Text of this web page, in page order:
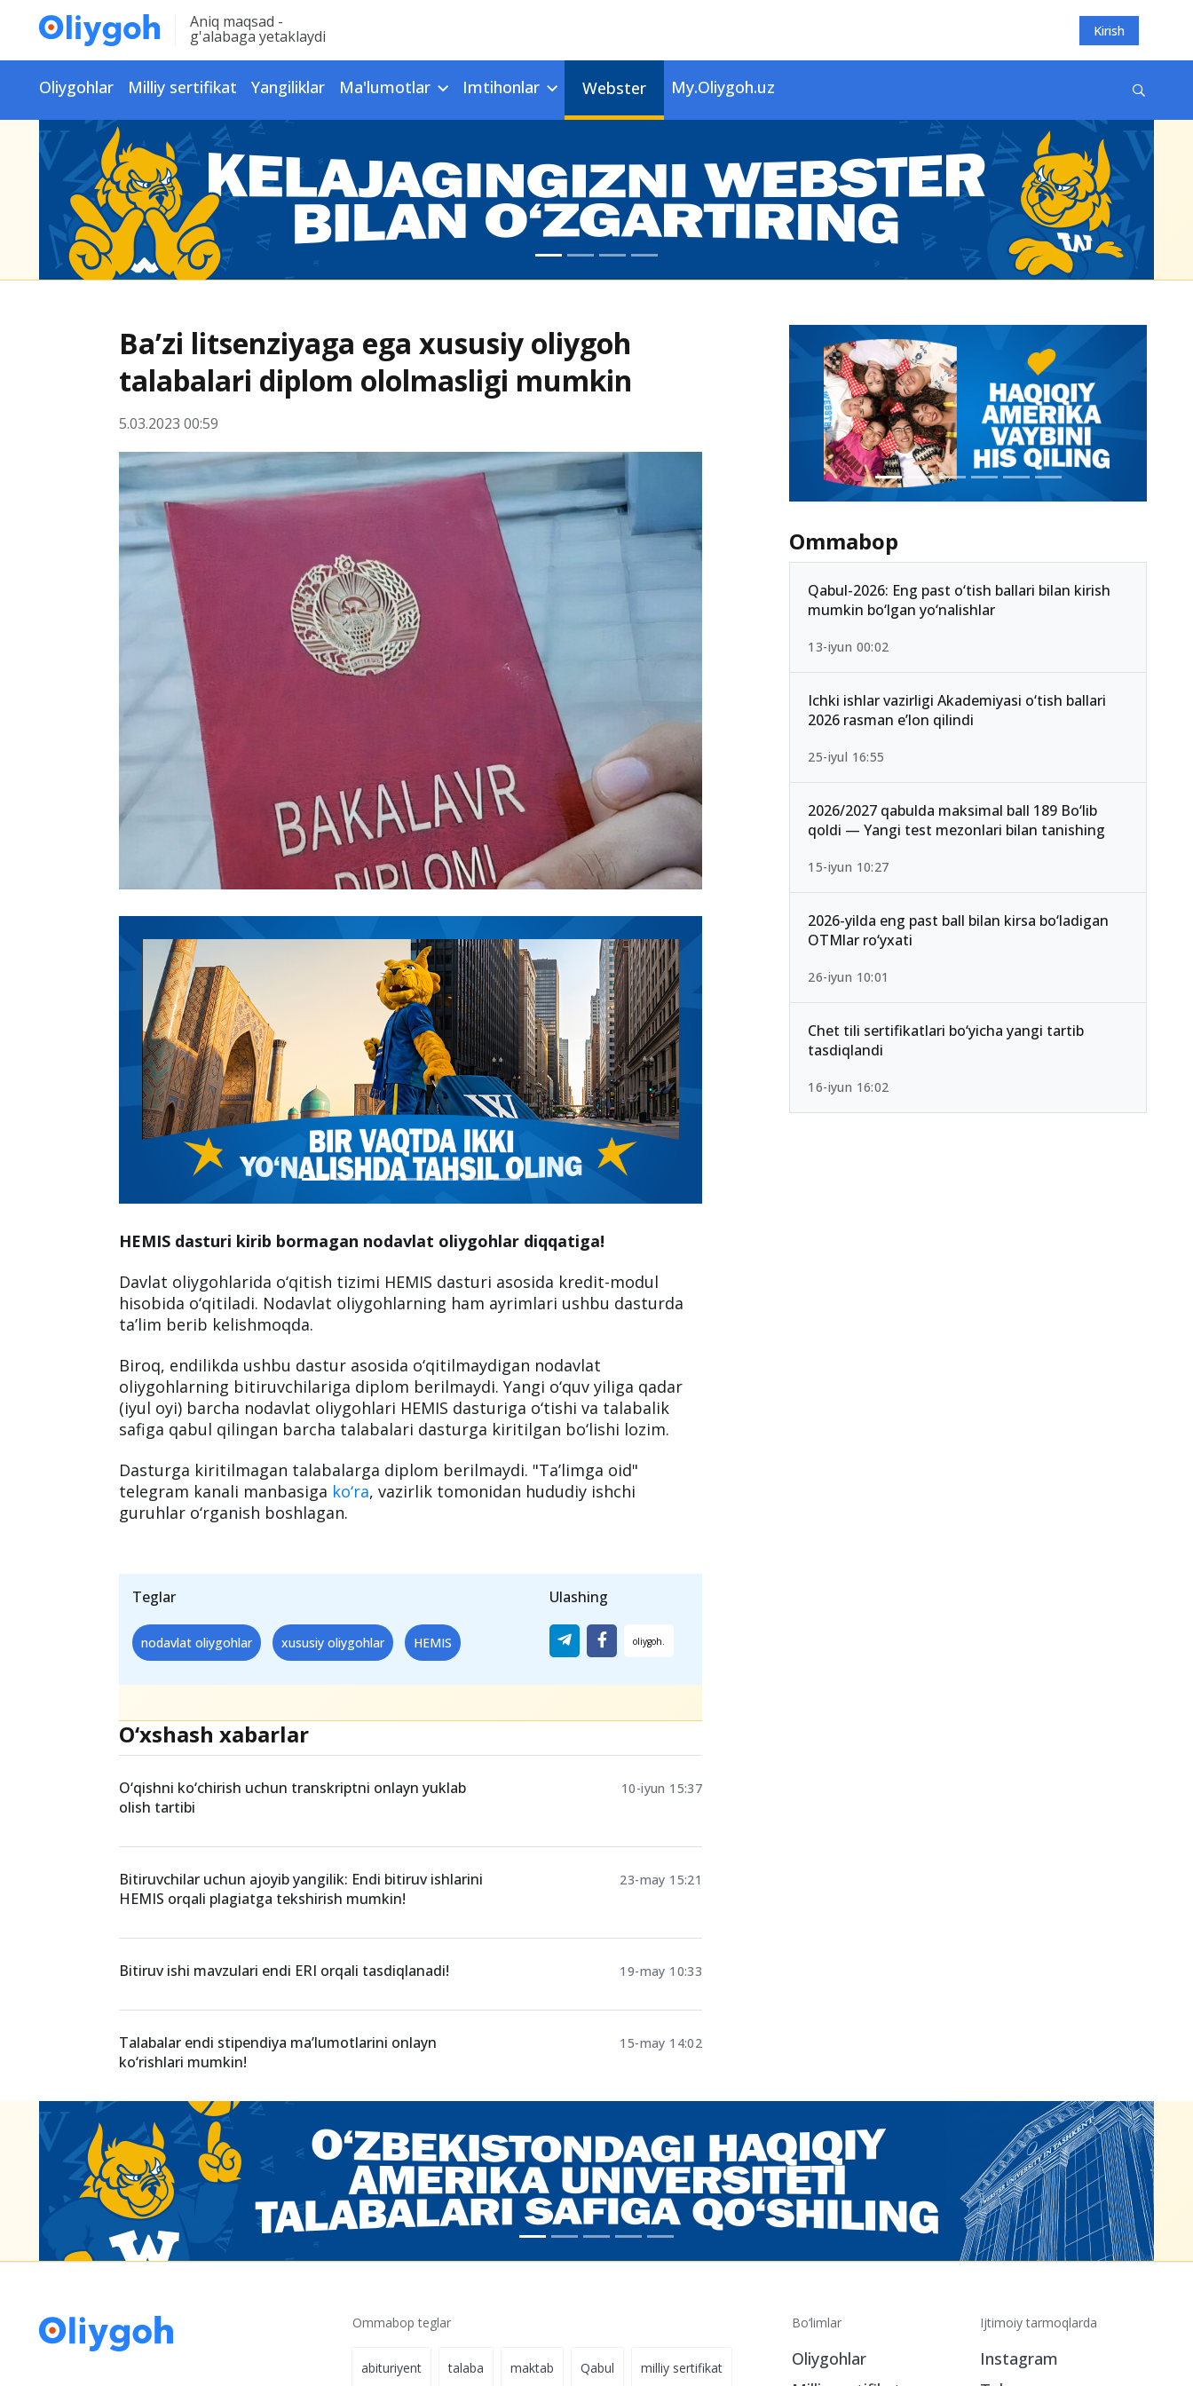
Aniq maqsad -
g'alabaga yetaklaydi Kirish
Oliygohlar Milliy sertifikat Yangiliklar Ma'lumotlar Imtihonlar Webster My.Oliygoh.uz
Ba’zi litsenziyaga ega xususiy oliygoh
talabalari diplom ololmasligi mumkin
5.03.2023 00:59
HEMIS dasturi kirib bormagan nodavlat oliygohlar diqqatiga!
Davlat oliygohlarida o‘qitish tizimi HEMIS dasturi asosida kredit-modul
hisobida o‘qitiladi. Nodavlat oliygohlarning ham ayrimlari ushbu dasturda
ta’lim berib kelishmoqda.
Biroq, endilikda ushbu dastur asosida o‘qitilmaydigan nodavlat
oliygohlarning bitiruvchilariga diplom berilmaydi. Yangi o‘quv yiliga qadar
(iyul oyi) barcha nodavlat oliygohlari HEMIS dasturiga o‘tishi va talabalik
safiga qabul qilingan barcha talabalari dasturga kiritilgan bo‘lishi lozim.
Dasturga kiritilmagan talabalarga diplom berilmaydi. "Ta’limga oid"
telegram kanali manbasiga ko‘ra, vazirlik tomonidan hududiy ishchi
guruhlar o‘rganish boshlagan.
Teglar
nodavlat oliygohlar xususiy oliygohlar HEMIS
Ulashing
O‘xshash xabarlar
O‘qishni ko‘chirish uchun transkriptni onlayn yuklab
olish tartibi
10-iyun 15:37
Bitiruvchilar uchun ajoyib yangilik: Endi bitiruv ishlarini
HEMIS orqali plagiatga tekshirish mumkin!
23-may 15:21
Bitiruv ishi mavzulari endi ERI orqali tasdiqlanadi! 19-may 10:33
Talabalar endi stipendiya ma’lumotlarini onlayn
ko‘rishlari mumkin!
15-may 14:02
Ommabop
Qabul-2026: Eng past o‘tish ballari bilan kirish
mumkin bo‘lgan yo‘nalishlar
13-iyun 00:02
Ichki ishlar vazirligi Akademiyasi o‘tish ballari
2026 rasman e’lon qilindi
25-iyul 16:55
2026/2027 qabulda maksimal ball 189 Bo‘lib
qoldi — Yangi test mezonlari bilan tanishing
15-iyun 10:27
2026-yilda eng past ball bilan kirsa bo‘ladigan
OTMlar ro‘yxati
26-iyun 10:01
Chet tili sertifikatlari bo‘yicha yangi tartib
tasdiqlandi
16-iyun 16:02
Ommabop teglar
abituriyent talaba maktab Qabul milliy sertifikat
Bo‘limlar
Oliygohlar
Ijtimoiy tarmoqlarda
Instagram